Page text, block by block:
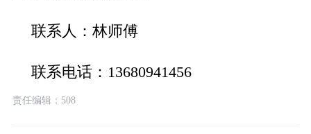
联系人：林师傅
联系电话：13680941456
责任编辑：508